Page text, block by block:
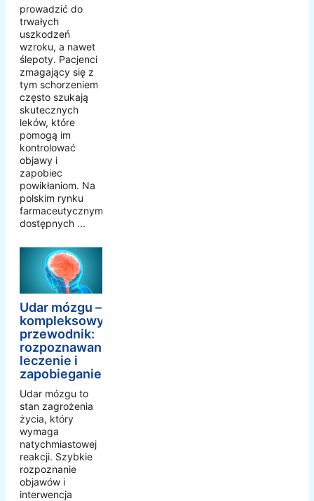
prowadzić do
trwałych
uszkodzeń
wzroku, a nawet
ślepoty. Pacjenci
zmagający się z
tym schorzeniem
często szukają
skutecznych
leków, które
pomogą im
kontrolować
objawy i
zapobiec
powikłaniom. Na
polskim rynku
farmaceutycznym
dostępnych ...
Udar mózgu –
kompleksowy
przewodnik:
rozpoznawanie,
leczenie i
zapobieganie
Udar mózgu to
stan zagrożenia
życia, który
wymaga
natychmiastowej
reakcji. Szybkie
rozpoznanie
objawów i
interwencja